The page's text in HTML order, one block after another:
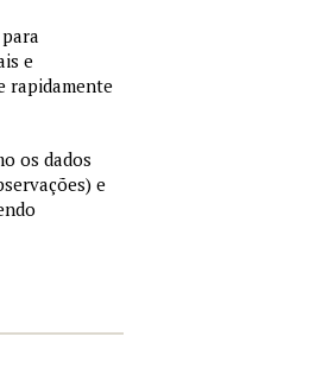
e
rapidamente
os dados
e